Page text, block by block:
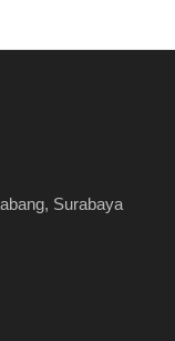
Surabaya